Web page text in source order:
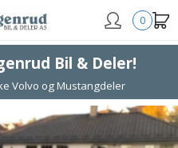
0
Bil & Deler!
Volvo og Mustangdeler